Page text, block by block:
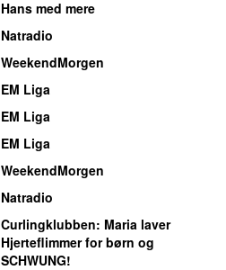
Hans med mere
Natradio
WeekendMorgen
EM Liga
EM Liga
EM Liga
WeekendMorgen
Natradio
Curlingklubben: Maria laver
Hjerteflimmer for børn og
SCHWUNG!